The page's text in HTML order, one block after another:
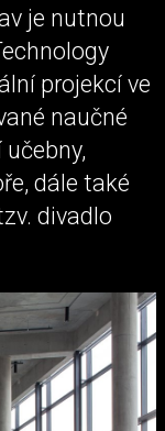
je nutnou
projekcí ve
naučné
dále také
divadlo